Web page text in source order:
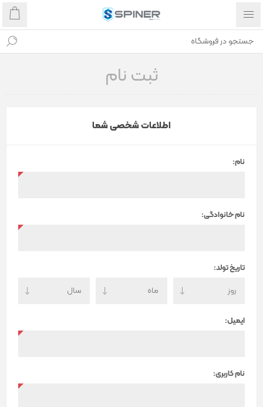
ثبت نام
اطلاعات شخصی شما
نام:
نام خانوادگی:
تاریخ تولد:
ایمیل:
نام کاربری: